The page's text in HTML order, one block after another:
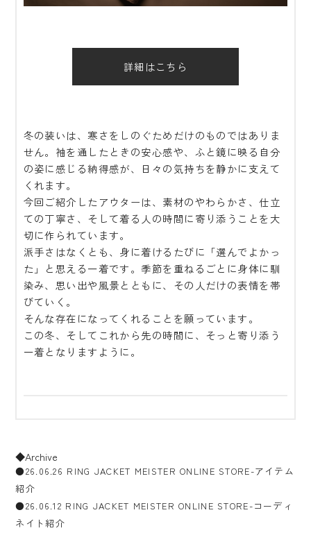
詳細はこちら
冬の装いは、寒さをしのぐためだけのものではありま
せん。袖を通したときの安心感や、ふと鏡に映る自分
の姿に感じる納得感が、日々の気持ちを静かに支えて
くれます。
今回ご紹介したアウターは、素材のやわらかさ、仕立
ての丁寧さ、そして着る人の時間に寄り添うことを大
切に作られています。
派手さはなくとも、身に着けるたびに「選んでよかっ
た」と思える一着です。季節を重ねるごとに身体に馴
染み、思い出や風景とともに、その人だけの表情を帯
びていく。
そんな存在になってくれることを願っています。
この冬、そしてこれから先の時間に、そっと寄り添う
一着となりますように。
◆Archive
●26.06.26 RING JACKET MEISTER ONLINE STORE-アイテム
紹介
●26.06.12 RING JACKET MEISTER ONLINE STORE-コーディ
ネイト紹介